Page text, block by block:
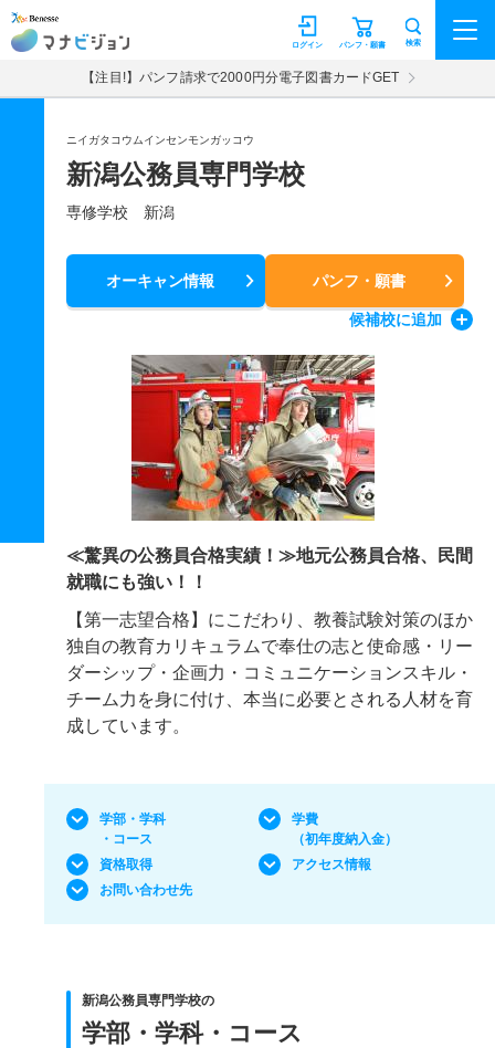
マナビジョン パンフ・願書
ログイン 検索
【注目!】パンフ請求で2000円分電子図書カードGET
ニイガタコウムインセンモンガッコウ
新潟公務員専門学校
専修学校 新潟
オーキャン情報 パンフ・願書
候補校に追加
≪驚異の公務員合格実績！≫地元公務員合格、民間
就職にも強い！！
【第一志望合格】にこだわり、教養試験対策のほか
独自の教育カリキュラムで奉仕の志と使命感・リー
ダーシップ・企画力・コミュニケーションスキル・
チーム力を身に付け、本当に必要とされる人材を育
成しています。
学部・学科
・コース
学費
（初年度納入金）
資格取得
アクセス情報
お問い合わせ先
新潟公務員専門学校の
学部・学科・コース